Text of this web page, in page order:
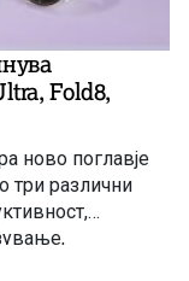
Fold8,
ново поглавје
три различни
создадени